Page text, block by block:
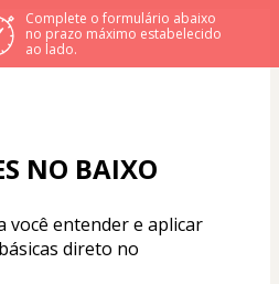
Complete o formulário abaixo
no prazo máximo estabelecido
ao lado.
NO BAIXO
você entender e aplicar
direto no